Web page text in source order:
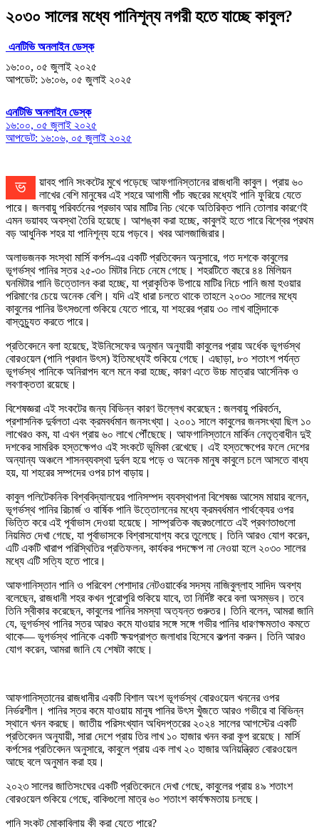
২০৩০ সালের মধ্যে পানিশূন্য নগরী হতে যাচ্ছে কাবুল?
এনটিভি অনলাইন ডেস্ক
১৬:০০, ০৫ জুলাই ২০২৫
আপডেট: ১৬:০৬, ০৫ জুলাই ২০২৫
এনটিভি অনলাইন ডেস্ক
১৬:০০, ০৫ জুলাই ২০২৫
আপডেট: ১৬:০৬, ০৫ জুলাই ২০২৫
ভয়াবহ পানি সংকটের মুখে পড়েছে আফগানিস্তানের রাজধানী কাবুল। প্রায় ৬০
লাখের বেশি মানুষের এই শহরে আগামী পাঁচ বছরের মধ্যেই পানি ফুরিয়ে যেতে
পারে। জলবায়ু পরিবর্তনের প্রভাব আর মাটির নিচ থেকে অতিরিক্ত পানি তোলার কারণেই
এমন ভয়াবহ অবস্থা তৈরি হয়েছে। আশঙ্কা করা হচ্ছে, কাবুলই হতে পারে বিশ্বের প্রথম
বড় আধুনিক শহর যা পানিশূন্য হয়ে পড়বে। খবর আলজাজিরার।
অলাভজনক সংস্থা মার্সি কর্পস-এর একটি প্রতিবেদন অনুসারে, গত দশকে কাবুলের
ভূগর্ভস্থ পানির স্তর ২৫-৩০ মিটার নিচে নেমে গেছে। শহরটিতে বছরে ৪৪ মিলিয়ন
ঘনমিটার পানি উত্তোলন করা হচ্ছে, যা প্রাকৃতিক উপায়ে মাটির নিচে পানি জমা হওয়ার
পরিমাণের চেয়ে অনেক বেশি। যদি এই ধারা চলতে থাকে তাহলে ২০৩০ সালের মধ্যে
কাবুলের পানির উৎসগুলো শুকিয়ে যেতে পারে, যা শহরের প্রায় ৩০ লাখ বাসিন্দাকে
বাস্তুচ্যুত করতে পারে।
প্রতিবেদনে বলা হয়েছে, ইউনিসেফের অনুমান অনুযায়ী কাবুলের প্রায় অর্ধেক ভূগর্ভস্থ
বোরওয়েল (পানি প্রধান উৎস) ইতিমধ্যেই শুকিয়ে গেছে। এছাড়া, ৮০ শতাংশ পর্যন্ত
ভূগর্ভস্থ পানিকে অনিরাপদ বলে মনে করা হচ্ছে, কারণ এতে উচ্চ মাত্রার আর্সেনিক ও
লবণাক্ততা রয়েছে।
বিশেষজ্ঞরা এই সংকটের জন্য বিভিন্ন কারণ উল্লেখ করেছেন : জলবায়ু পরিবর্তন,
প্রশাসনিক দুর্বলতা এবং ক্রমবর্ধমান জনসংখ্যা। ২০০১ সালে কাবুলের জনসংখ্যা ছিল ১০
লাখেরও কম, যা এখন প্রায় ৬০ লাখে পৌঁছেছে। আফগানিস্তানে মার্কিন নেতৃত্বাধীন দুই
দশকের সামরিক হস্তক্ষেপও এই সংকটে ভূমিকা রেখেছে। এই হস্তক্ষেপের ফলে দেশের
অন্যান্য অঞ্চলে শাসনব্যবস্থা দুর্বল হয়ে পড়ে ও অনেক মানুষ কাবুলে চলে আসতে বাধ্য
হয়, যা শহরের সম্পদের ওপর চাপ বাড়ায়।
কাবুল পলিটেকনিক বিশ্ববিদ্যালয়ের পানিসম্পদ ব্যবস্থাপনা বিশেষজ্ঞ আসেম মায়ার বলেন,
ভূগর্ভস্থ পানির রিচার্জ ও বার্ষিক পানি উত্তোলনের মধ্যে ক্রমবর্ধমান পার্থক্যের ওপর
ভিত্তি করে এই পূর্বাভাস দেওয়া হয়েছে। সাম্প্রতিক বছরগুলোতে এই প্রবণতাগুলো
নিয়মিত দেখা গেছে, যা পূর্বাভাসকে বিশ্বাসযোগ্য করে তুলেছে। তিনি আরও যোগ করেন,
এটি একটি খারাপ পরিস্থিতির প্রতিফলন, কার্যকর পদক্ষেপ না নেওয়া হলে ২০৩০ সালের
মধ্যে এটি সত্যি হতে পারে।
আফগানিস্তান পানি ও পরিবেশ পেশাদার নেটওয়ার্কের সদস্য নাজিবুল্লাহ সাদিদ অবশ্য
বলেছেন, রাজধানী শহর কখন পুরোপুরি শুকিয়ে যাবে, তা নির্দিষ্ট করে বলা অসম্ভব। তবে
তিনি স্বীকার করেছেন, কাবুলের পানির সমস্যা অত্যন্ত গুরুতর। তিনি বলেন, আমরা জানি
যে, ভূগর্ভস্থ পানির স্তর আরও কমে যাওয়ার সঙ্গে সঙ্গে গভীর পানির ধারণক্ষমতাও কমতে
থাকে— ভূগর্ভস্থ পানিকে একটি ক্ষয়প্রাপ্ত জলাধার হিসেবে কল্পনা করুন। তিনি আরও
যোগ করেন, আমরা জানি যে শেষটা কাছে।
আফগানিস্তানের রাজধানীর একটি বিশাল অংশ ভূগর্ভস্থ বোরওয়েল খননের ওপর
নির্ভরশীল। পানির স্তর কমে যাওয়ায় মানুষ পানির উৎস খুঁজতে আরও গভীরে বা বিভিন্ন
স্থানে খনন করছে। জাতীয় পরিসংখ্যান অধিদপ্তরের ২০২৪ সালের আগস্টের একটি
প্রতিবেদন অনুযায়ী, সারা দেশে প্রায় তির লাখ ১০ হাজার খনন করা কূপ রয়েছে। মার্সি
কর্পসের প্রতিবেদন অনুসারে, কাবুলে প্রায় এক লাখ ২০ হাজার অনিয়ন্ত্রিত বোরওয়েল
আছে বলে অনুমান করা হয়।
২০২৩ সালের জাতিসংঘের একটি প্রতিবেদনে দেখা গেছে, কাবুলের প্রায় ৪৯ শতাংশ
বোরওয়েল শুকিয়ে গেছে, বাকিগুলো মাত্র ৬০ শতাংশ কার্যক্ষমতায় চলছে।
পানি সংকট মোকাবিলায় কী করা যেতে পারে?